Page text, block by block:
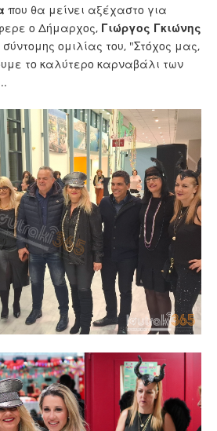
που θα μείνει αξέχαστο για
ο Δήμαρχος, Γιώργος Γκιώνης
ομιλίας του, "Στόχος μας,
το καλύτερο καρναβάλι των